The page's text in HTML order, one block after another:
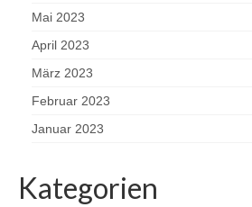
Mai 2023
April 2023
März 2023
Februar 2023
Januar 2023
Kategorien